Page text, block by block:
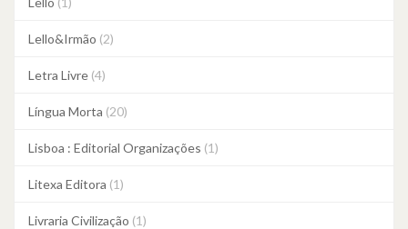
Lello&Irmão (2)
Letra Livre (4)
Língua Morta (20)
Lisboa : Editorial Organizações (1)
Litexa Editora (1)
Livraria Civilização (1)